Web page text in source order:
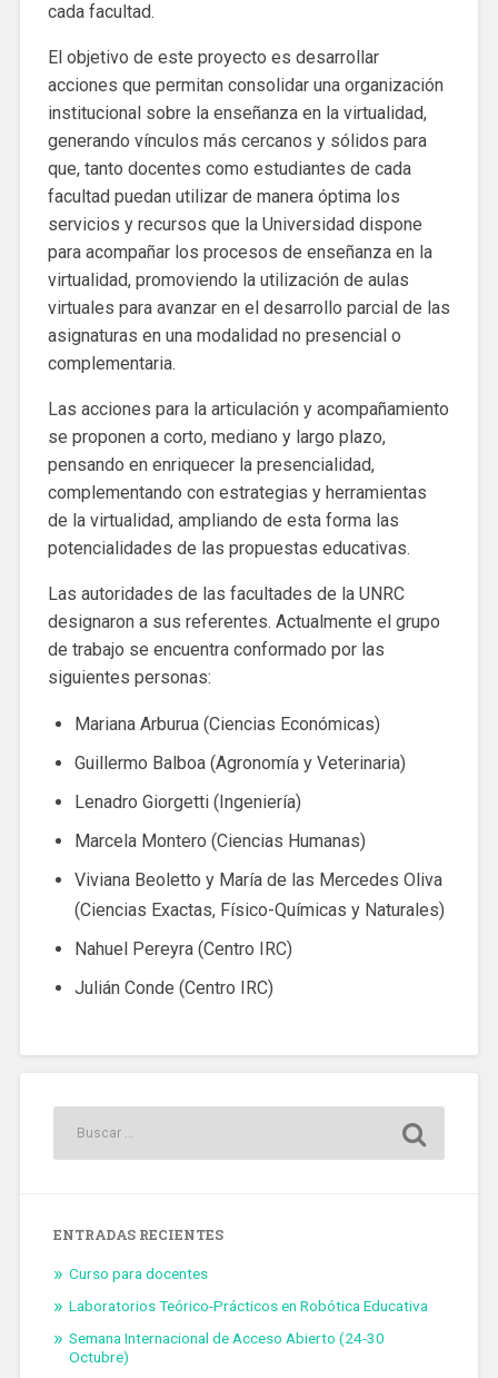
cada facultad.
El objetivo de este proyecto es desarrollar
acciones que permitan consolidar una organización
institucional sobre la enseñanza en la virtualidad,
generando vínculos más cercanos y sólidos para
que, tanto docentes como estudiantes de cada
facultad puedan utilizar de manera óptima los
servicios y recursos que la Universidad dispone
para acompañar los procesos de enseñanza en la
virtualidad, promoviendo la utilización de aulas
virtuales para avanzar en el desarrollo parcial de las
asignaturas en una modalidad no presencial o
complementaria.
Las acciones para la articulación y acompañamiento
se proponen a corto, mediano y largo plazo,
pensando en enriquecer la presencialidad,
complementando con estrategias y herramientas
de la virtualidad, ampliando de esta forma las
potencialidades de las propuestas educativas.
Las autoridades de las facultades de la UNRC
designaron a sus referentes. Actualmente el grupo
de trabajo se encuentra conformado por las
siguientes personas:
Mariana Arburua (Ciencias Económicas)
Guillermo Balboa (Agronomía y Veterinaria)
Lenadro Giorgetti (Ingeniería)
Marcela Montero (Ciencias Humanas)
Viviana Beoletto y María de las Mercedes Oliva
(Ciencias Exactas, Físico-Químicas y Naturales)
Nahuel Pereyra (Centro IRC)
Julián Conde (Centro IRC)
ENTRADAS RECIENTES
Curso para docentes
Laboratorios Teórico-Prácticos en Robótica Educativa
Semana Internacional de Acceso Abierto (24-30
Octubre)